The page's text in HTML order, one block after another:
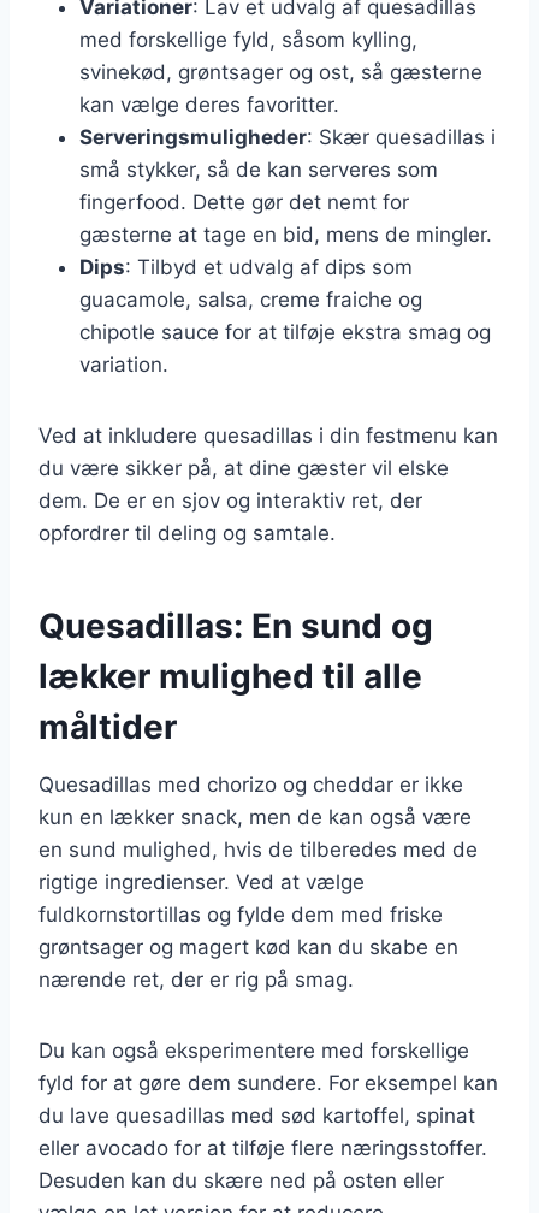
Variationer: Lav et udvalg af quesadillas
med forskellige fyld, såsom kylling,
svinekød, grøntsager og ost, så gæsterne
kan vælge deres favoritter.
Serveringsmuligheder: Skær quesadillas i
små stykker, så de kan serveres som
fingerfood. Dette gør det nemt for
gæsterne at tage en bid, mens de mingler.
Dips: Tilbyd et udvalg af dips som
guacamole, salsa, creme fraiche og
chipotle sauce for at tilføje ekstra smag og
variation.
Ved at inkludere quesadillas i din festmenu kan
du være sikker på, at dine gæster vil elske
dem. De er en sjov og interaktiv ret, der
opfordrer til deling og samtale.
Quesadillas: En sund og
lækker mulighed til alle
måltider
Quesadillas med chorizo og cheddar er ikke
kun en lækker snack, men de kan også være
en sund mulighed, hvis de tilberedes med de
rigtige ingredienser. Ved at vælge
fuldkornstortillas og fylde dem med friske
grøntsager og magert kød kan du skabe en
nærende ret, der er rig på smag.
Du kan også eksperimentere med forskellige
fyld for at gøre dem sundere. For eksempel kan
du lave quesadillas med sød kartoffel, spinat
eller avocado for at tilføje flere næringsstoffer.
Desuden kan du skære ned på osten eller